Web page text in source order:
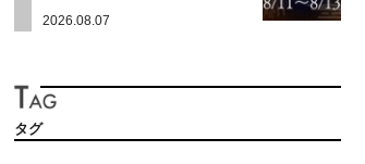
2026.08.07
タグ